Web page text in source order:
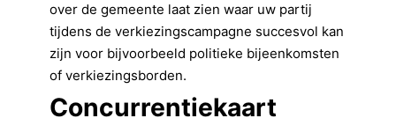
over de gemeente laat zien waar uw partij
tijdens de verkiezingscampagne succesvol kan
zijn voor bijvoorbeeld politieke bijeenkomsten
of verkiezingsborden.
Concurrentiekaart